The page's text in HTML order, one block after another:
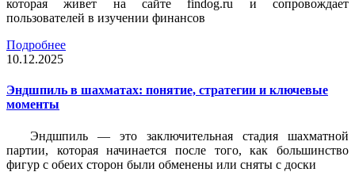
которая живет на сайте findog.ru и сопровождает
пользователей в изучении финансов
Подробнее
10.12.2025
Эндшпиль в шахматах: понятие, стратегии и ключевые
моменты
Эндшпиль — это заключительная стадия шахматной
партии, которая начинается после того, как большинство
фигур с обеих сторон были обменены или сняты с доски